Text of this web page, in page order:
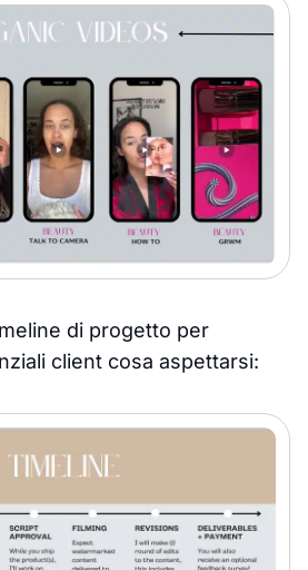
di progetto per
client cosa aspettarsi: